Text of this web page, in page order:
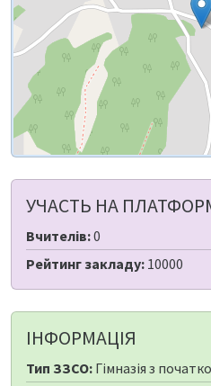
УЧАСТЬ НА
Вчителів:0
Рейтинг закладу: 10000
ІНФОРМАЦІЯ
Тип ЗЗСО: Гімназія з